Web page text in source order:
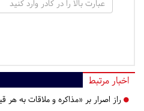
اخبار مرتبط
راز اصرار بر «مذاکره و ملاقات به